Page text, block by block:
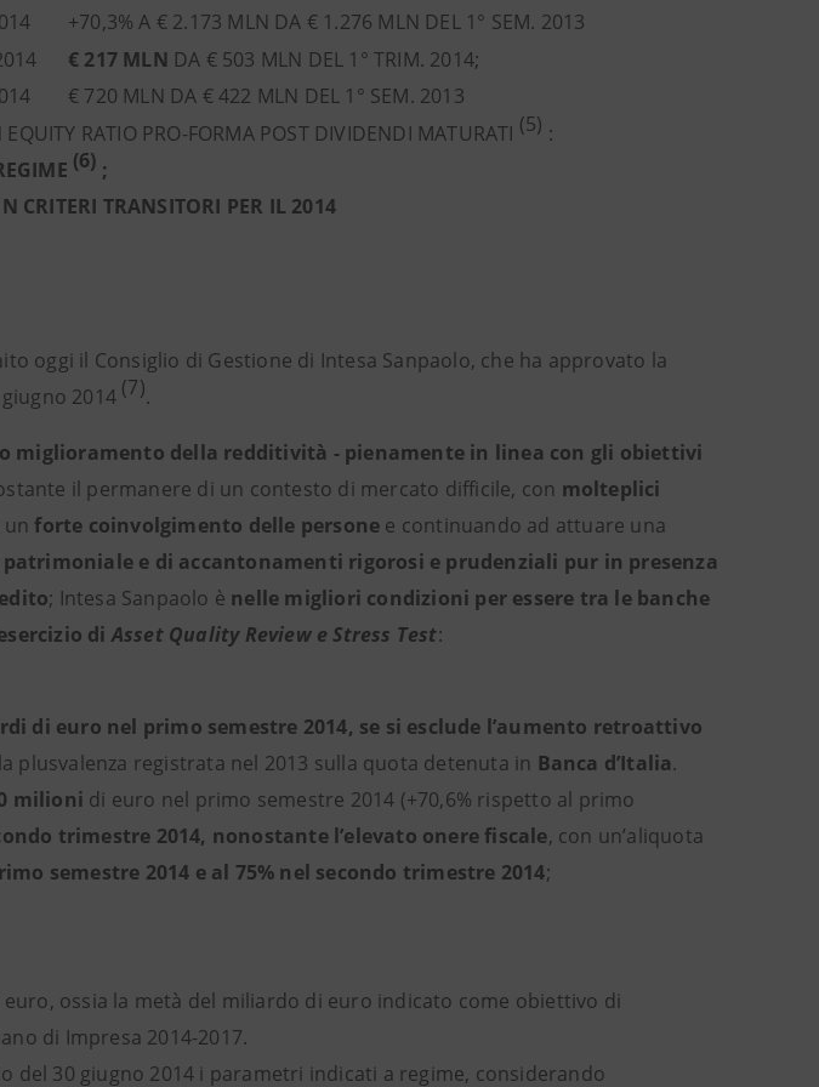
+70,3% A € 2.173 MLN DA € 1.276 MLN DEL 1° SEM. 2013
€ 217 MLN DA € 503 MLN DEL 1° TRIM. 2014;
€ 720 MLN DA € 422 MLN DEL 1° SEM. 2013
RATIO PRO-FORMA POST DIVIDENDI MATURATI (5) :
(6) ;
CRITERI TRANSITORI PER IL 2014
oggi il Consiglio di Gestione di Intesa Sanpaolo, che ha approvato la
2014 (7).
miglioramento della redditività - pienamente in linea con gli obiettivi
il permanere di un contesto di mercato difficile, con molteplici
un forte coinvolgimento delle persone e continuando ad attuare una
e di accantonamenti rigorosi e prudenziali pur in presenza
; Intesa Sanpaolo è nelle migliori condizioni per essere tra le banche
diAsset Quality Review e Stress Test:
di euro nel primo semestre 2014, se si esclude l’aumento retroattivo
plusvalenza registrata nel 2013 sulla quota detenuta in Banca d’Italia.
milioni di euro nel primo semestre 2014 (+70,6% rispetto al primo
trimestre 2014, nonostante l’elevato onere fiscale, con un’aliquota
semestre 2014 e al 75% nel secondo trimestre 2014;
ossia la metà del miliardo di euro indicato come obiettivo di
di Impresa 2014-2017.
del 30 giugno 2014 i parametri indicati a regime, considerando